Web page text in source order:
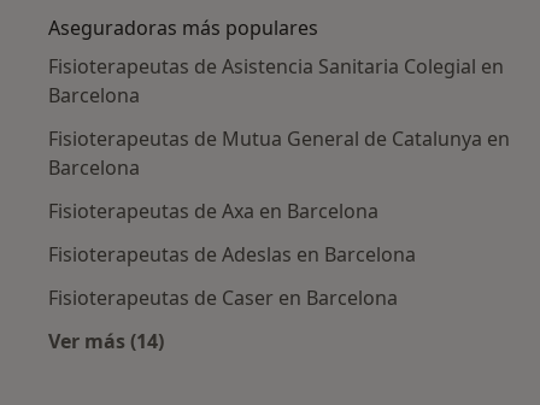
Aseguradoras más populares
Fisioterapeutas de Asistencia Sanitaria Colegial en
Barcelona
Fisioterapeutas de Mutua General de Catalunya en
Barcelona
Fisioterapeutas de Axa en Barcelona
Fisioterapeutas de Adeslas en Barcelona
Fisioterapeutas de Caser en Barcelona
Ver más (14)